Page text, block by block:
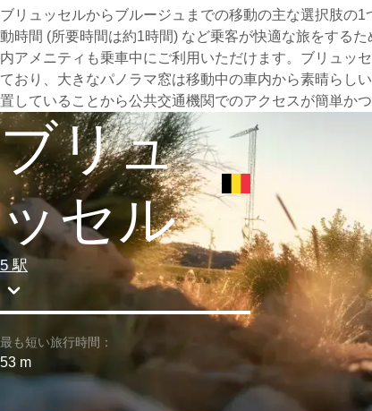
ブリュッセルからブルージュまでの移動の主な選択肢の
動時間 (所要時間は約1時間) など乗客が快適な旅をする
内アメニティも乗車中にご利用いただけます。ブリュッ
ており、大きなパノラマ窓は移動中の車内から素晴らし
置していることから公共交通機関でのアクセスが簡単か
ブリュ
ッセル
5 駅
最も短い旅行時間：
53 m